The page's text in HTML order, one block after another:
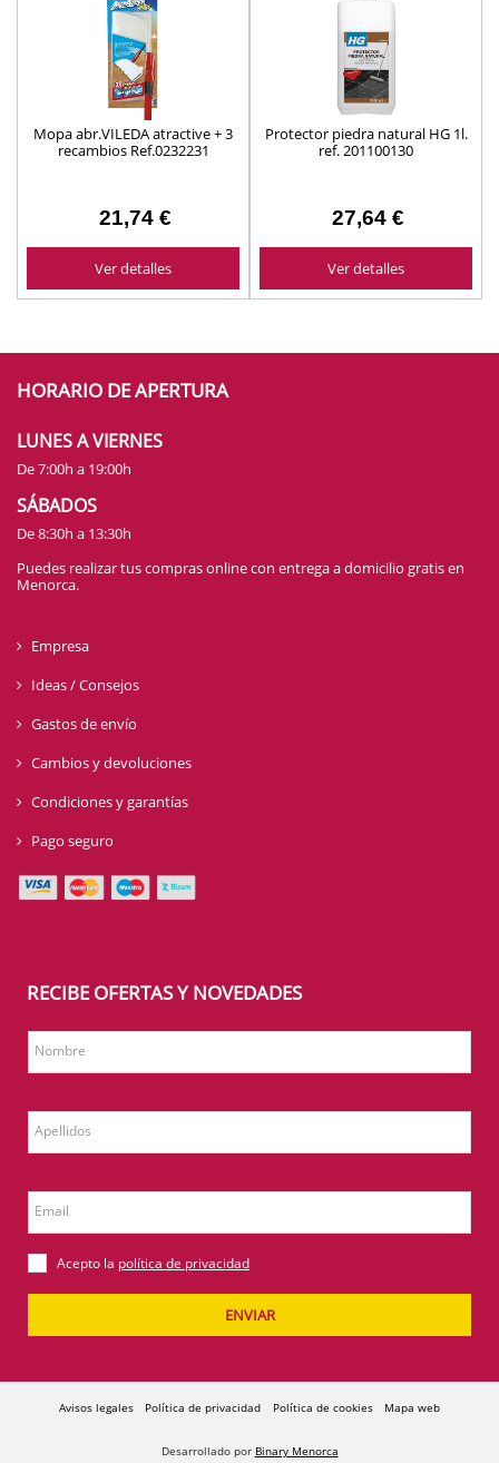
Mopa abr.VILEDA atractive + 3
recambios Ref.0232231
21,74 €
Ver detalles
Protector piedra natural HG 1l.
ref. 201100130
27,64 €
Ver detalles
HORARIO DE APERTURA
LUNES A VIERNES
De 7:00h a 19:00h
SÁBADOS
De 8:30h a 13:30h
Puedes realizar tus compras online con entrega a domicilio gratis en
Menorca.
Empresa
Ideas / Consejos
Gastos de envío
Cambios y devoluciones
Condiciones y garantías
Pago seguro
RECIBE OFERTAS Y NOVEDADES
Nombre
Apellidos
Email
Acepto la política de privacidad
ENVIAR
Avisos legales Política de privacidad Política de cookies Mapa web
Desarrollado por Binary Menorca